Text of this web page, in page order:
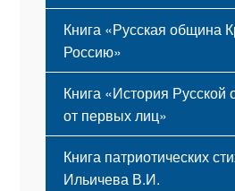
Книга «Русская община
Россию»
Книга «История
от первых лиц»
Книга патриотических
Ильичева В.И.